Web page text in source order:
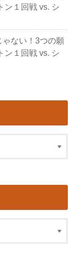
ン１回戦 vs. シ
ゃない！3つの願
ン１回戦 vs. シ